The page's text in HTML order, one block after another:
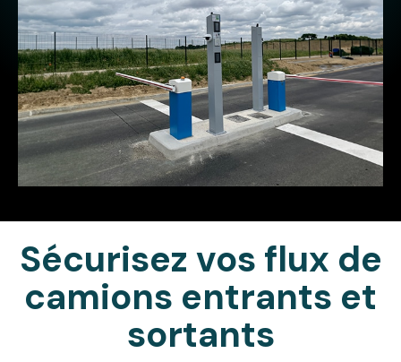
Sécurisez vos flux de
camions entrants et
sortants